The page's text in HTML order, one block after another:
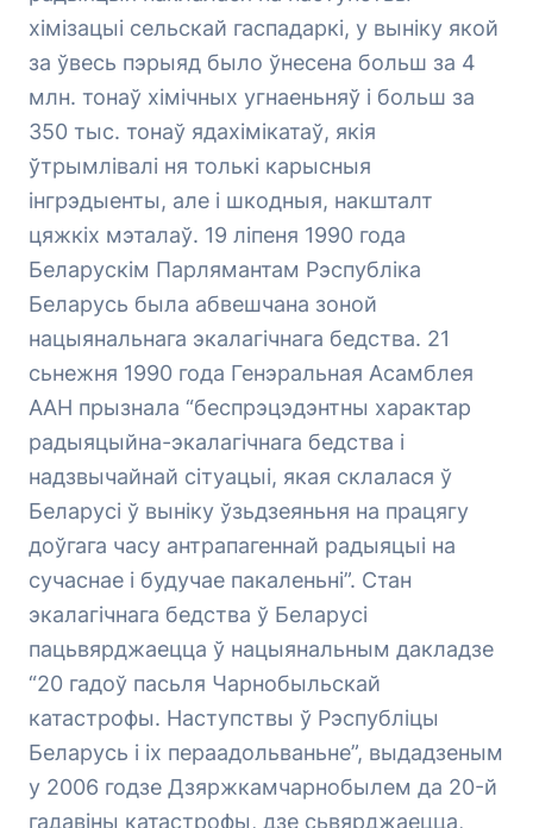
хімізацыі сельскай гаспадаркі, у выніку якой
за ўвесь пэрыяд было ўнесена больш за 4
млн. тонаў хімічных угнаеньняў і больш за
350 тыс. тонаў ядахімікатаў, якія
ўтрымлівалі ня толькі карысныя
інгрэдыенты, але і шкодныя, накшталт
цяжкіх мэталаў. 19 ліпеня 1990 года
Беларускім Парлямантам Рэспубліка
Беларусь была абвешчана зоной
нацыянальнага экалагічнага бедства. 21
сьнежня 1990 года Генэральная Асамблея
ААН прызнала “беспрэцэдэнтны характар
радыяцыйна-экалагічнага бедства і
надзвычайнай сітуацыі, якая склалася ў
Беларусі ў выніку ўзьдзеяньня на працягу
доўгага часу антрапагеннай радыяцыі на
сучаснае і будучае пакаленьні”. Стан
экалагічнага бедства ў Беларусі
пацьвярджаецца ў нацыянальным дакладзе
“20 гадоў пасьля Чарнобыльскай
катастрофы. Наступствы ў Рэспубліцы
Беларусь і іх пераадольваньне”, выдадзеным
у 2006 годзе Дзяржкамчарнобылем да 20-й
гадавіны катастрофы, дзе сьвярджаецца,